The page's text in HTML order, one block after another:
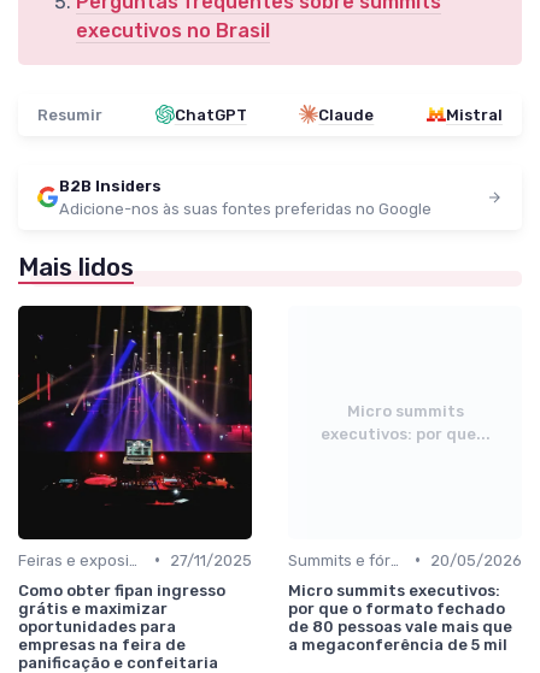
executivos no Brasil
Resumir ChatGPT Claude Mistral
B2B Insiders
Adicione-nos às suas fontes preferidas no Google
Mais lidos
•
27/11/2025
Como obter fipan ingresso
grátis e maximizar
oportunidades para
empresas na feira de
panificação e confeitaria
Micro summits
executivos: por que...
•
20/05/2026
Micro summits executivos:
por que o formato fechado
de 80 pessoas vale mais que
a megaconferência de 5 mil